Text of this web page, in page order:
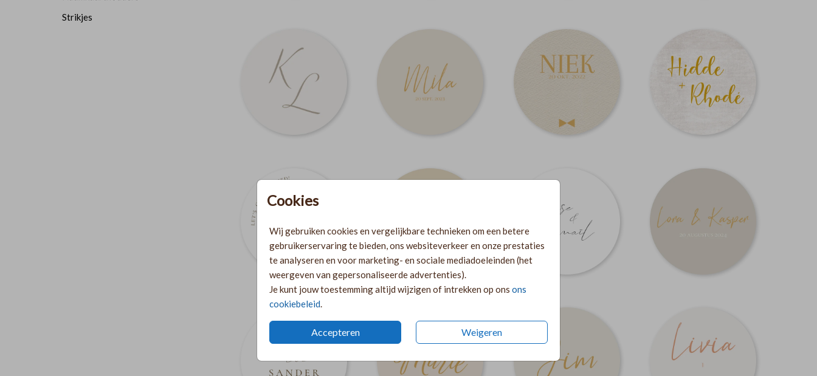
Cookies
Wij gebruiken cookies en vergelijkbare technieken om een betere
gebruikerservaring te bieden, ons websiteverkeer en onze prestaties
te analyseren en voor marketing- en sociale mediadoeleinden (het
weergeven van gepersonaliseerde advertenties).
Je kunt jouw toestemming altijd wijzigen of intrekken op ons ons
cookiebeleid
Accepteren Weigeren
Strikjes